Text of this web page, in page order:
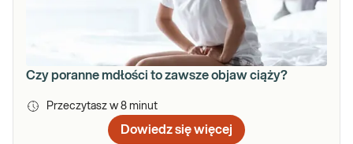
Czy poranne mdłości to zawsze objaw ciąży?
Przeczytasz w 8 minut
Dowiedz się więcej